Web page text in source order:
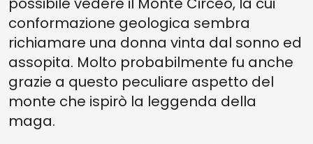
conformazione geologica sembra
richiamare una donna vinta dal sonno ed
assopita. Molto probabilmente fu anche
grazie a questo peculiare aspetto del
monte che ispirò la leggenda della
maga.